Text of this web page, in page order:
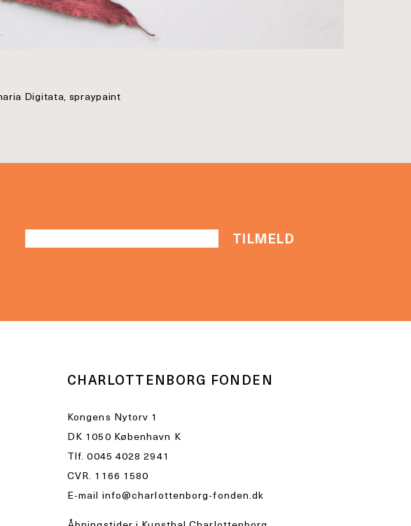
Digitata, spraypaint
CHARLOTTENBORG FONDEN
Kongens Nytorv 1
DK 1050 København K
Tlf.0045 4028 2941
CVR. 1166 1580
E-mail info@charlottenborg-fonden.dk